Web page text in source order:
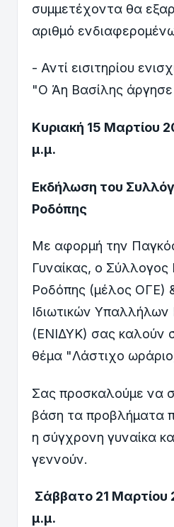
συμμετέχοντα θα
αριθμό
- Αντί εισιτηρίου
"Ο Άη Βασίλης άργησε
Κυριακή 15 Μαρτίου
μ.μ.
Εκδήλωση του
Ροδόπης
Με αφορμή την
Γυναίκας, ο Σύλλογος
Ροδόπης (μέλος ΟΓΕ)
Ιδιωτικών Υπαλλήλων
(ΕΝΙΔΥΚ) σας καλούν
θέμα "Λάστιχο
Σας προσκαλούμε να
βάση τα προβλήματα
η σύγχρονη γυναίκα
γεννούν.
Σάββατο 21
μ.μ.